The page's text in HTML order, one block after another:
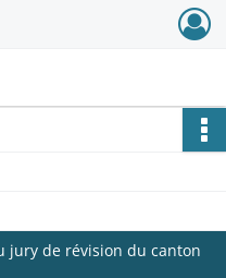
- Colmar
jury de révision du canton